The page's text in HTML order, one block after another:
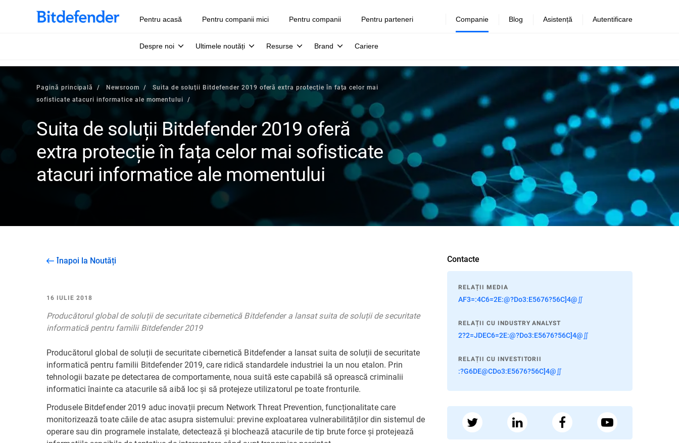
Pentru acasă Pentru companii mici Pentru companii Pentru parteneri Companie
Despre noi Ultimele noutăți Resurse Brand Cariere
Blog Asistență Autentificare
Pagină principală Newsroom
Suita de soluții Bitdefender 2019 oferă extra protecție în fața celor mai
sofisticate atacuri informatice ale momentului
Suita de soluții Bitdefender 2019 oferă
extra protecție în fața celor mai sofisticate
atacuri informatice ale momentului
Înapoi la Noutăți
16 IULIE 2018
Producătorul global de soluții de securitate cibernetică Bitdefender a lansat suita de soluții de securitate
informatică pentru familii Bitdefender 2019
Producătorul global de soluții de securitate cibernetică Bitdefender a lansat suita de soluții de securitate
informatică pentru familii Bitdefender 2019, care ridică standardele industriei la un nou etalon. Prin
tehnologii bazate pe detectarea de comportamente, noua suită este capabilă să oprească criminalii
informatici înainte ca atacurile să aibă loc și să protejeze utilizatorul pe toate fronturile.
Produsele Bitdefender 2019 aduc inovații precum Network Threat Prevention, funcționalitate care
monitorizează toate căile de atac asupra sistemului: previne exploatarea vulnerabilităților din sistemul de
operare sau din programele instalate, detectează și blochează atacurile de tip brute force și protejează
Contacte
RELAȚII MEDIA
AF3=:4C6=2E:@?Do3:E5676?56C]4@∬
RELAȚII CU INDUSTRY ANALYST
2?2=JDEC6=2E:@?Do3:E5676?56C]4@∬
RELAȚII CU INVESTITORII
:?G6DE@CDo3:E5676?56C]4@∬